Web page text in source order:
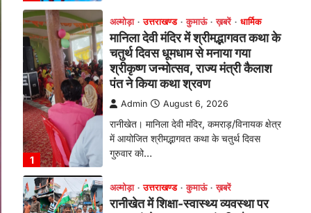
1
पंत ने किया कथा श्रवण
Admin August 6, 2026
रानीखेत। मानिला देवी मंदिर, कमराड़/विनायक क्षेत्र
में आयोजित श्रीमद्भागवत कथा के चतुर्थ दिवस
गुरुवार को…
अल्मोड़ा उत्तराखण्ड कुमाऊं ख़बरें
रानीखेत में शिक्षा-स्वास्थ्य व्यवस्था पर
फूटा कांग्रेस का गुस्सा, मंत्री और
Admin August 6, 2026